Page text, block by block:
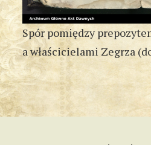
Spór pomiędzy
a właścicielami Zegrza